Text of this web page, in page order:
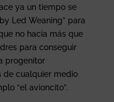
ya un tiempo se
Led Weaning” para
no hacía más que
para conseguir
progenitor
de cualquier medio
“el avioncito”.